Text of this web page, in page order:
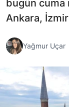
bugün cuma
Ankara,
Yağmur Uçar